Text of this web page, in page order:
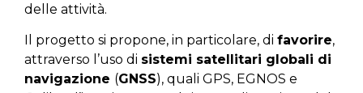
delle attività.
Il progetto si propone, in particolare, di favorire,
attraverso l’uso di sistemi satellitari globali di
navigazione (GNSS), quali GPS, EGNOS e